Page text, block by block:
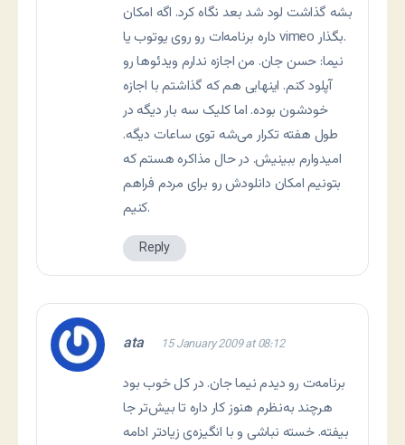
بشه گذاشت لود شد بعد نگاه کرد. اگه امکان
داره برنامه‌ات رو روی یوتوب یا vimeo بگذار.
نیما: حسن جان. من اجازه ندارم ویدئوها رو
آپلود کنم. اینهایی هم که گذاشتم با اجازه
خودشون بوده. اما کلیک سه بار دیگه در
طول هفته تکرار می‌شه توی ساعات دیگه.
امیدوارم ببینیش. در حال مذاکره هستم که
بتونیم امکان دانلودش رو برای مردم فراهم
کنیم.
Reply
ata 15 January 2009 at 08:12
برنامه‌ت رو دیدم نیما جان. در کل خوب بود
هرچند به‌نظرم هنوز کار داره تا بیش‌تر جا
بیفته. خسته نباشی و با انگیزه‌ی زیادتر ادامه